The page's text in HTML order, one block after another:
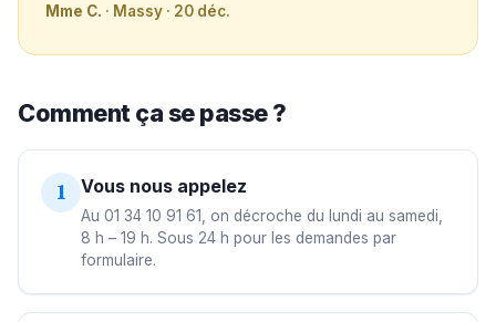
Mme C. · Massy · 20 déc.
Comment ça se passe ?
1 Vous nous appelez
Au 01 34 10 91 61, on décroche du lundi au samedi,
8 h – 19 h. Sous 24 h pour les demandes par
formulaire.